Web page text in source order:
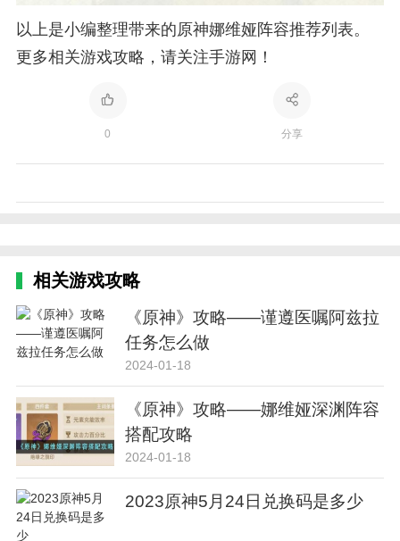
以上是小编整理带来的原神娜维娅阵容推荐列表。
更多相关游戏攻略，请关注手游网！
0 分享
相关游戏攻略
《原神》攻略——谨遵医嘱阿兹拉
任务怎么做
2024-01-18
《原神》攻略——娜维娅深渊阵容
搭配攻略
2024-01-18
2023原神5月24日兑换码是多少